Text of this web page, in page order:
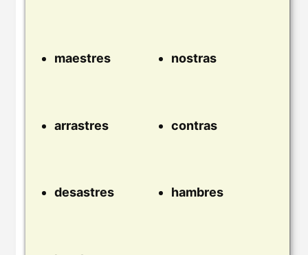
maestres nostras
arrastres contras
desastres hambres